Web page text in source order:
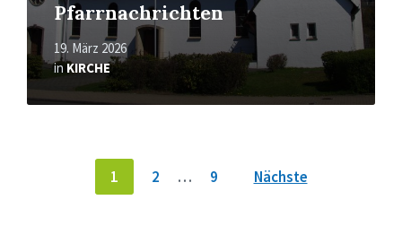
Pfarrnachrichten
19. März 2026
inKIRCHE
Seitennummerierung
1 2 … 9 Nächste